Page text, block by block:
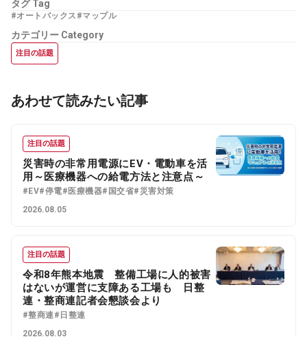
タグTag
#オートバックス #マップル
カテゴリー Category
注目の話題
あわせて読みたい記事
注目の話題
災害時の非常用電源にEV・電動車を活
用～医療機器への給電方法と注意点～
#EV#停電#医療機器#国交省#災害対策
2026.08.05
注目の話題
令和8年熊本地震 整備工場に人的被害
はないが運営に支障ある工場も 日整
連・整商連記者会懇談会より
#整商連#日整連
2026.08.03